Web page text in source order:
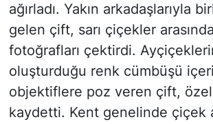
ağırladı. Yakın arkadaşlarıyla
gelen çift, sarı çiçekler
fotoğrafları çektirdi.
oluşturduğu renk cümbüşü
objektiflere poz veren çift,
kaydetti. Kent genelinde çiçek